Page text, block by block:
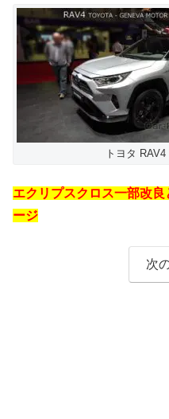
トヨタ RAV4
エクリプスクロス一部改
ージ
次